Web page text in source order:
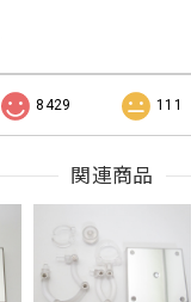
8429 111
関連商品